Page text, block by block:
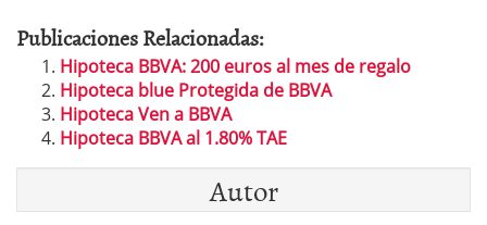
Publicaciones Relacionadas:
Hipoteca BBVA: 200 euros al mes de regalo
Hipoteca blue Protegida de BBVA
Hipoteca Ven a BBVA
Hipoteca BBVA al 1.80% TAE
Autor